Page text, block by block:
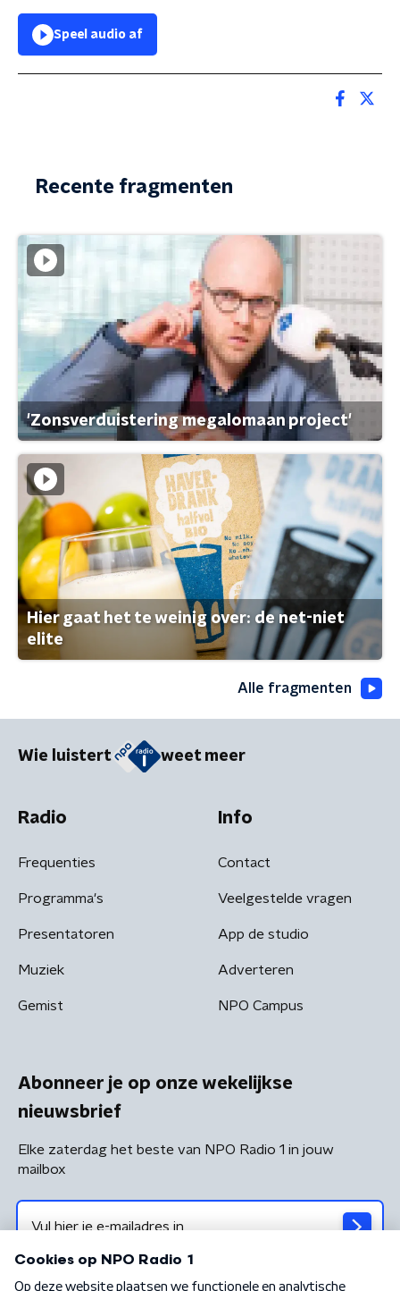
Speel audio af
Recente fragmenten
'Zonsverduistering megalomaan project'
Hier gaat het te weinig over: de net-niet
elite
Alle fragmenten
Wie luistert weet meer
Radio
Frequenties
Programma's
Presentatoren
Muziek
Gemist
Info
Contact
Veelgestelde vragen
App de studio
Adverteren
NPO Campus
Abonneer je op onze wekelijkse
nieuwsbrief
Elke zaterdag het beste van NPO Radio 1 in jouw
mailbox